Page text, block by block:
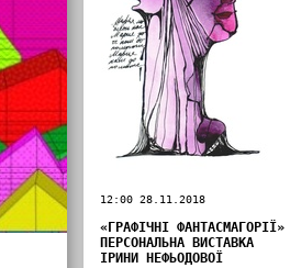
12:00 28.11.2018
«ГРАФІЧНІ ФАНТАСМАГОРІЇ»
ПЕРСОНАЛЬНА ВИСТАВКА
ІРИНИ НЕФЬОДОВОЇ